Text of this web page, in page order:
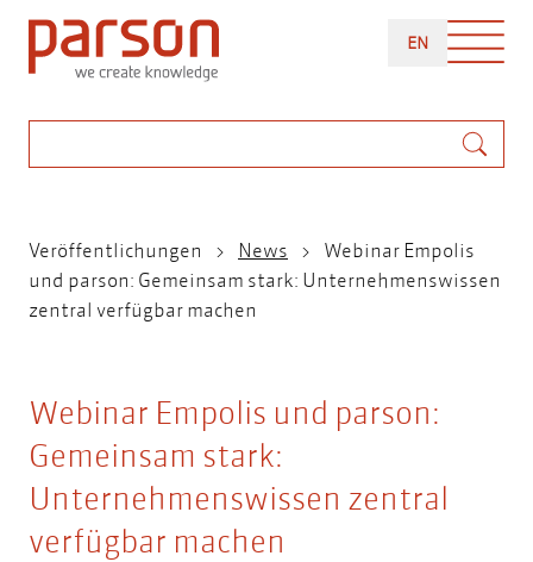
Direkt
zum
Inhalt
ENENGLISH
Pfadnavigation
Veröffentlichungen News
Webinar Empolis
und parson: Gemeinsam stark: Unternehmenswissen
zentral verfügbar machen
Webinar Empolis und parson:
Gemeinsam stark:
Unternehmenswissen zentral
verfügbar machen